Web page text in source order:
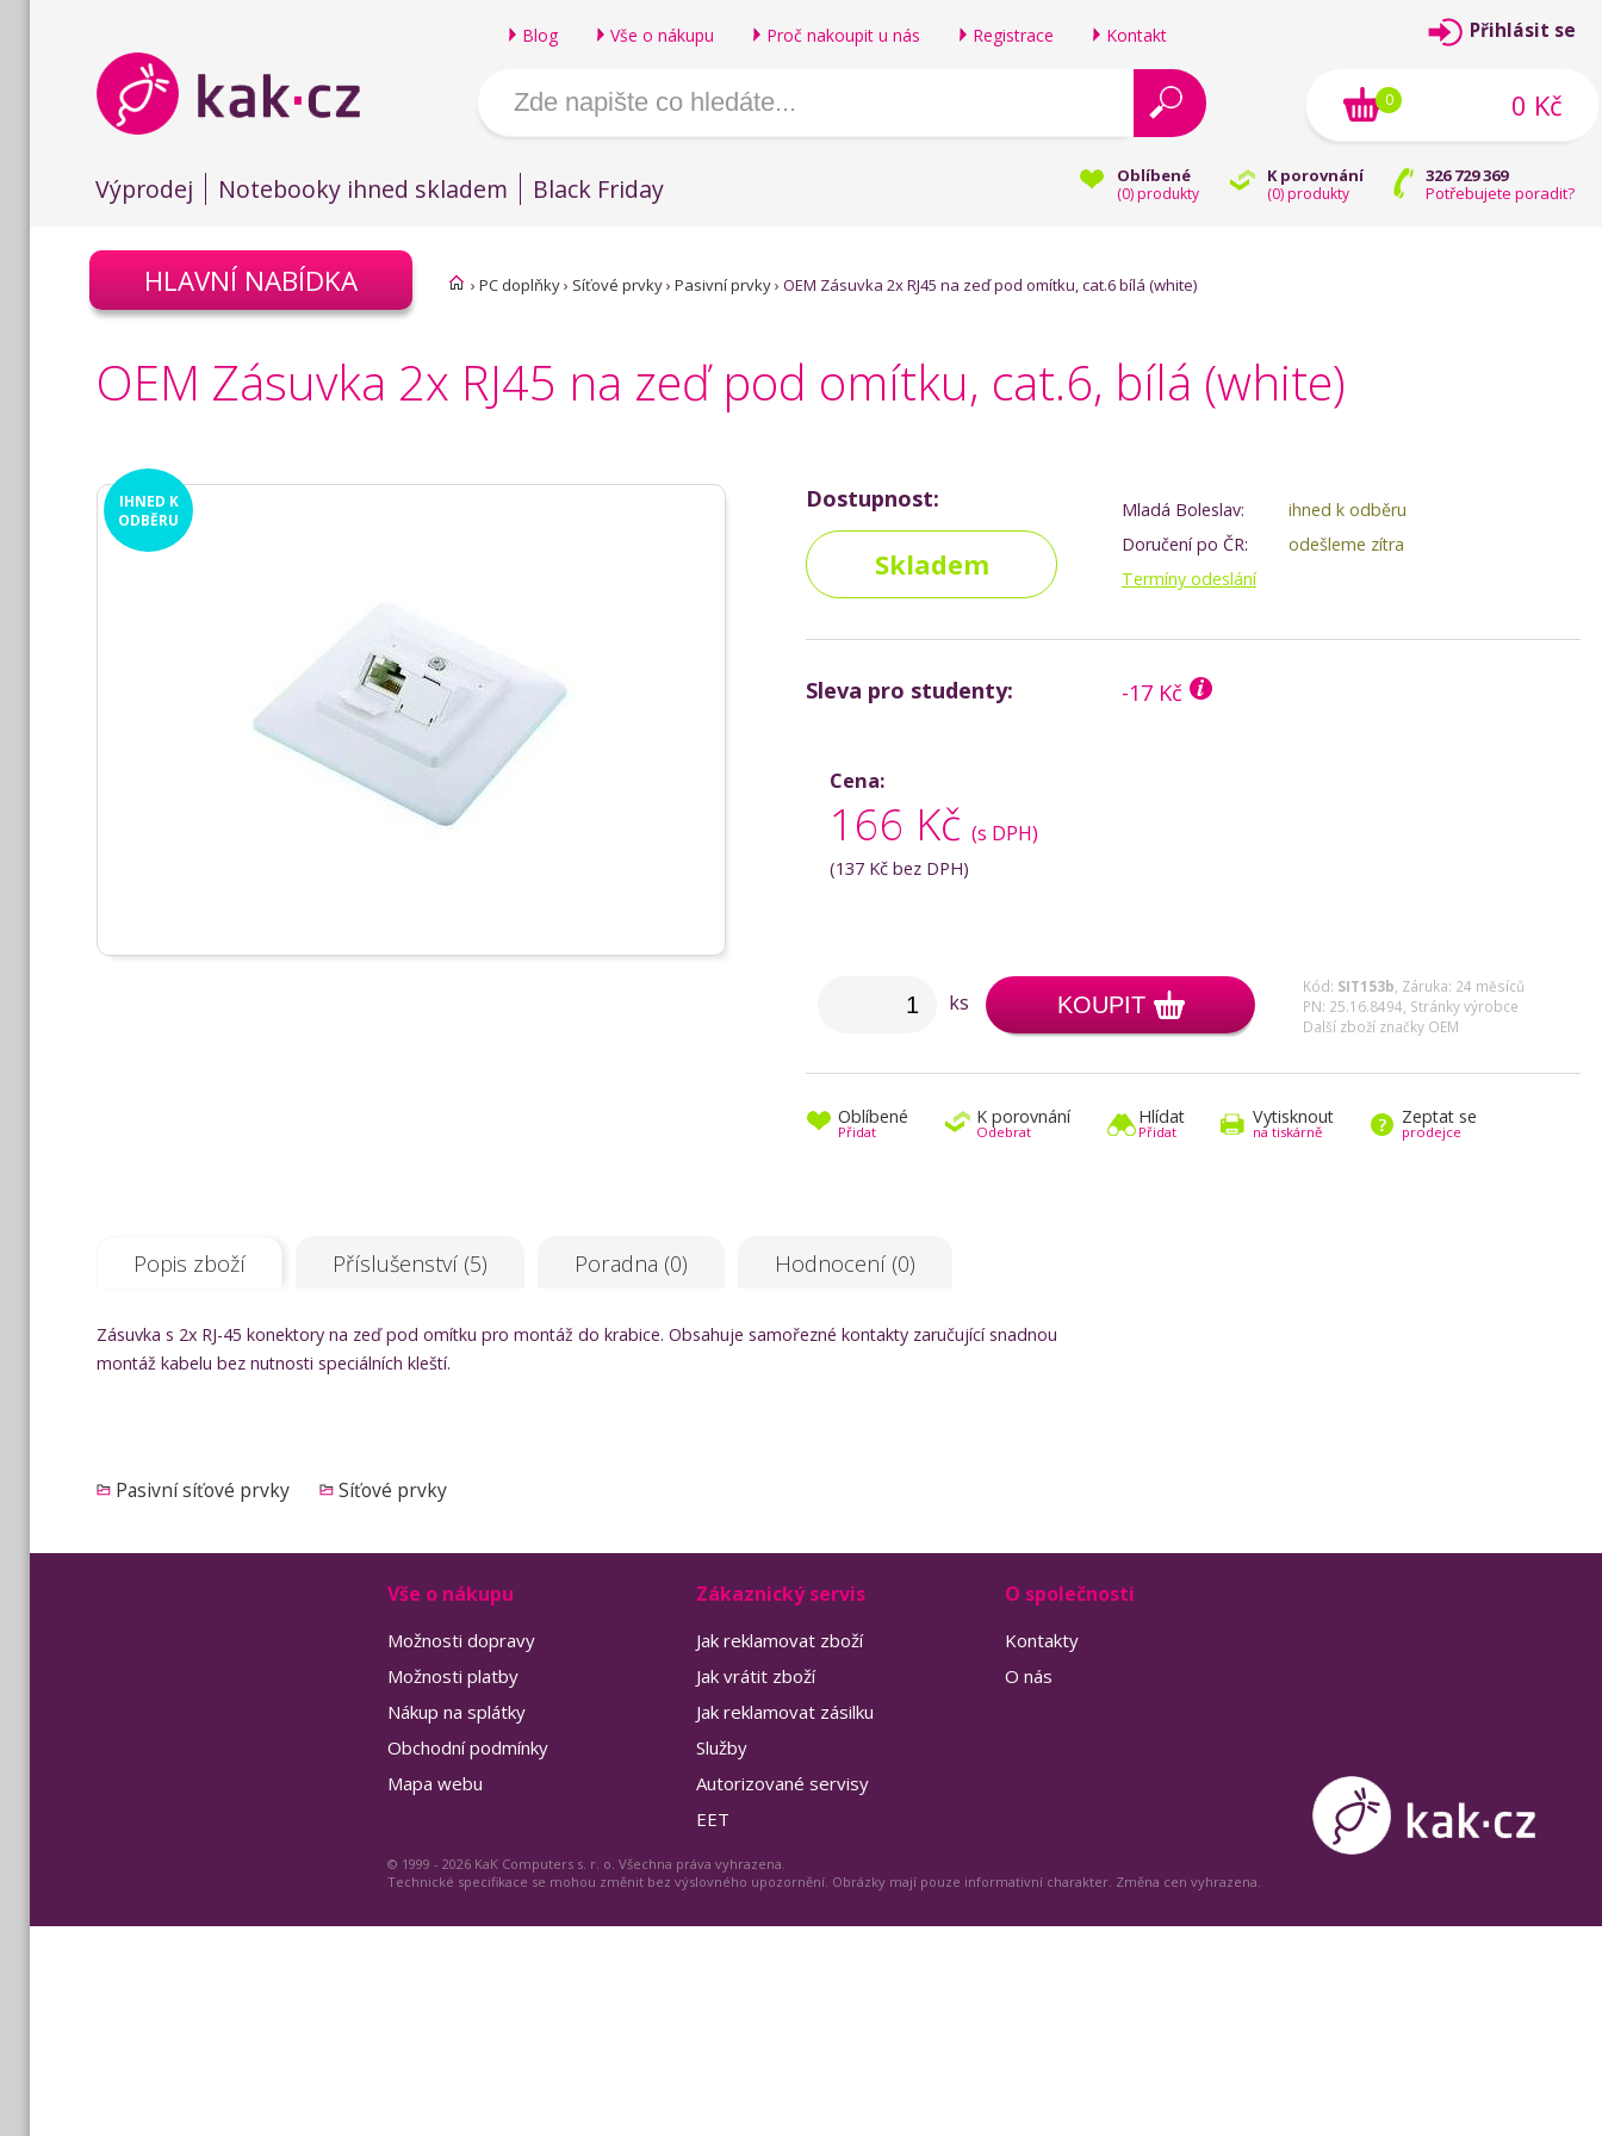
Blog Vše o nákupu Proč nakoupit u nás Registrace Kontakt
Oblíbené
(0) produkty
K porovnání
(0) produkty
326 729 369
Potřebujete poradit?
Výprodej Notebooky ihned skladem Black Friday
Přihlásit se
0 Kč
0
HLAVNÍ NABÍDKA › PC doplňky› Síťové prvky› Pasivní prvky› OEM Zásuvka 2x RJ45 na zeď pod omítku, cat.6 bílá (white)
OEM Zásuvka 2x RJ45 na zeď pod omítku, cat.6, bílá (white)
IHNED K
ODBĚRU
Dostupnost:
Skladem
Mladá Boleslav:
ihned k odběru
Doručení po ČR:
odešleme zítra
Termíny odeslání
Sleva pro studenty: -17 Kč
Cena:
166 Kč (s DPH)
(137 Kč bez DPH)
ks KOUPIT
Kód: SIT153b Záruka: 24 měsíců
PN: 25.16.8494, Stránky výrobce
Další zboží značky OEM
Oblíbené
Přidat
K porovnání
Odebrat
Hlídat
Přidat
Vytisknout
na tiskárně
Zeptat se
prodejce
Popis zboží Příslušenství (5) Poradna (0) Hodnocení (0)
Zásuvka s 2x RJ-45 konektory na zeď pod omítku pro montáž do krabice. Obsahuje samořezné kontakty zaručující snadnou
montáž kabelu bez nutnosti speciálních kleští.
Pasivní síťové prvky Síťové prvky
Vše o nákupu
Možnosti dopravy
Možnosti platby
Nákup na splátky
Obchodní podmínky
Mapa webu
Zákaznický servis
Jak reklamovat zboží
Jak vrátit zboží
Jak reklamovat zásilku
Služby
Autorizované servisy
EET
O společnosti
Kontakty
O nás
© 1999 - 2026 KaK Computers s. r. o. Všechna práva vyhrazena.
Technické specifikace se mohou změnit bez výslovného upozornění. Obrázky mají pouze informativní charakter. Změna cen vyhrazena.